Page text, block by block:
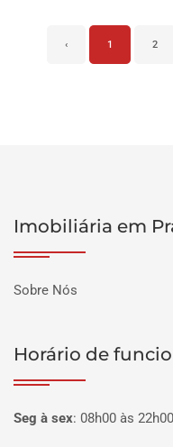
‹ 1 2
Imobiliária em
Sobre Nós
Horário de
Seg à sex: 08h00 às 22h00